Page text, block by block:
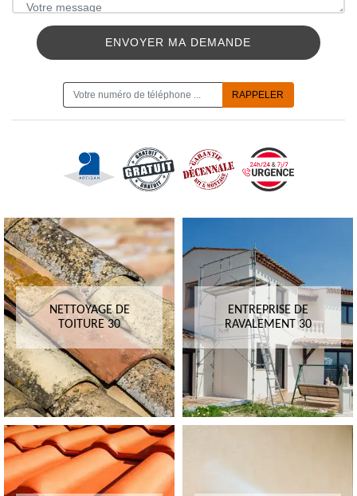
NETTOYAGE DE
TOITURE 30
ENTREPRISE DE
RAVALEMENT 30